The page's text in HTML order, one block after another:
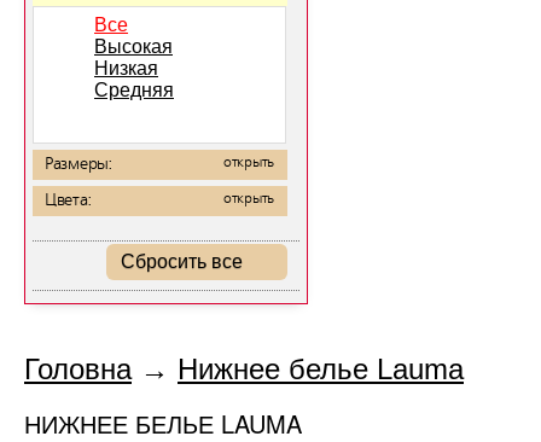
Все
Высокая
Низкая
Средняя
Размеры: открыть
Цвета: открыть
Сбросить все
Головна→ Нижнее белье Lauma
НИЖНЕЕ БЕЛЬЕ LAUMA